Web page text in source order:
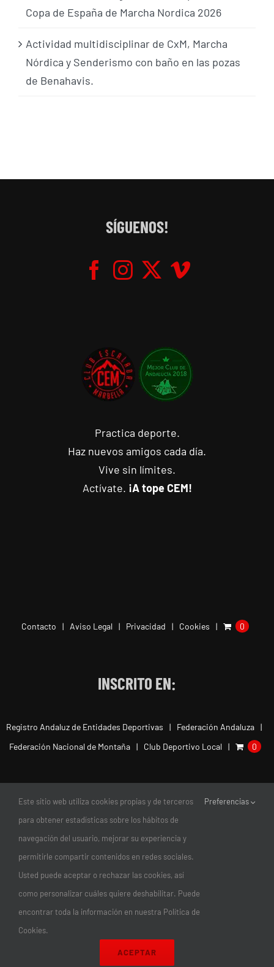
Copa de España de Marcha Nordica 2026
Actividad multidisciplinar de CxM, Marcha
Nórdica y Senderismo con baño en las pozas
de Benahavis.
SÍGUENOS!
Practica deporte.
Haz nuevos amigos cada día.
Vive sin límites.
Actívate. ¡A tope CEM!
Contacto Aviso Legal Privacidad Cookies 0
INSCRITO EN:
Registro Andaluz de Entidades Deportivas
Federación Andaluza
Federación Nacional de Montaña
Club Deportivo Local 0
© Copyright 2011-2026 |
Derechos Reservados | diseño:
Este sitio web utiliza cookies propias y de terceros
para obtener estadísticas sobre los hábitos de
navegación del usuario, mejorar su experiencia y
permitirle compartir contenidos en redes sociales.
Usted puede aceptar o rechazar las cookies, así
como personalizar cuáles quiere deshabilitar. Puede
encontrar toda la información en nuestra Política de
Cookies.
Preferencias
ACEPTAR